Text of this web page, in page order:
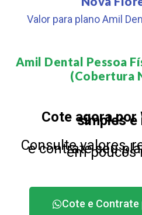
Valor para plano Amil
Amil Dental Pessoa
(Cobertura
Cote agora por
simples e
Consulte valores,
e contrate seu
em poucos
Cote e Contrate